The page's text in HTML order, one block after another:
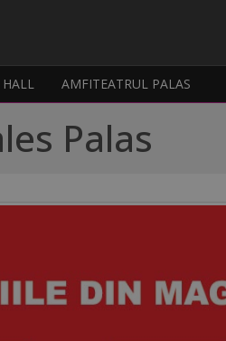
HALL AMFITEATRUL PALAS
Palas